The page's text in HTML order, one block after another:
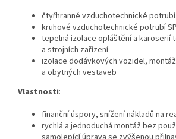
čtyřhranné vzduchotechnické potrubí
kruhové vzduchotechnické potrubí
tepelná izolace opláštění a karoserií
a strojních zařízení
izolace dodávkových vozidel,
a obytných vestaveb
Vlastnosti:
finanční úspory, snížení nákladů na
rychlá a jednoduchá montáž bez